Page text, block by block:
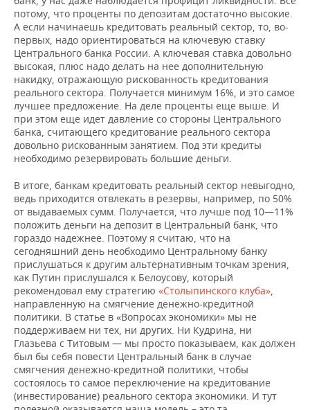
потому, что проценты по депозитам достаточно высокие.
А если начинаешь кредитовать реальный сектор, то, во-
первых, надо ориентироваться на ключевую ставку
Центрального банка России. А ключевая ставка довольно
высокая, плюс надо делать на нее дополнительную
накидку, отражающую рискованность кредитования
реального сектора. Получается минимум 16%, и это самое
лучшее предложение. На деле проценты еще выше. И
при этом еще идет давление со стороны Центрального
банка, считающего кредитование реального сектора
довольно рискованным занятием. Под эти кредиты
необходимо резервировать большие деньги.
В итоге, банкам кредитовать реальный сектор невыгодно,
ведь приходится отвлекать в резервы, например, по 50%
от выдаваемых сумм. Получается, что лучше под 10—11%
положить деньги на депозит в Центральный банк, что
гораздо надежнее. Поэтому я считаю, что на
сегодняшний день необходимо Центральному банку
прислушаться к другим альтернативным точкам зрения,
как Путин прислушался к Белоусову, который
рекомендовал ему стратегию «Столыпинского клуба»,
направленную на смягчение денежно-кредитной
политики. В статье в «Вопросах экономики» мы не
поддерживаем ни тех, ни других. Ни Кудрина, ни
Глазьева с Титовым — мы просто показываем, как должен
был бы себя повести Центральный банк в случае
смягчения денежно-кредитной политики, чтобы
состоялось то самое переключение на кредитование
(инвестирование) реального сектора экономики. И тут